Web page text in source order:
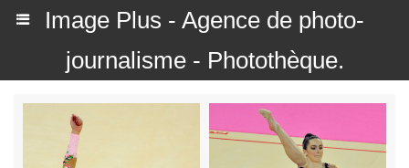
Image Plus - Agence de photo-
journalisme - Photothèque.